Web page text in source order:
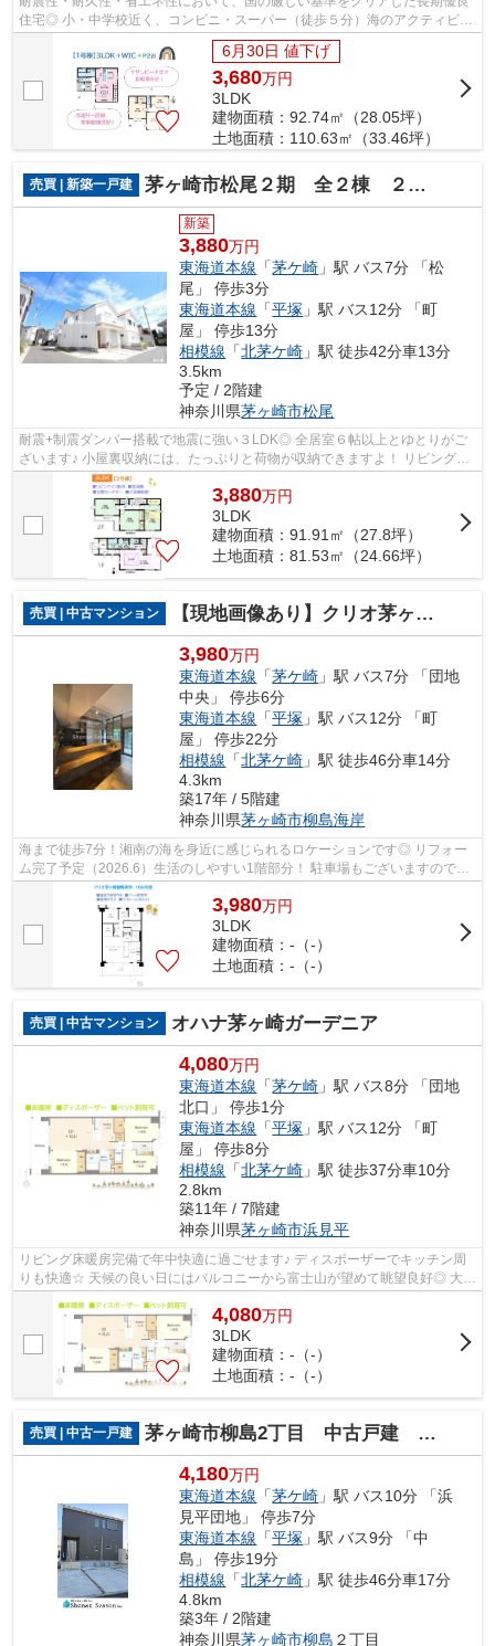
住宅◎ 小・中学校近く、コンビニ・スーパー（徒歩５分）海のアクティビテ
ィが満喫できる「サザンビーチちがさ...
6月30日 値下げ
3,680万円
3LDK
建物面積：92.74㎡（28.05坪）
土地面積：110.63㎡（33.46坪）
売買 | 新築一戸建 茅ヶ崎市松尾２期 全２棟 ２号棟
新築
3,880万円
東海道本線 「茅ケ崎 」駅 バス7分 「松
尾」 停歩3分
東海道本線 「平塚 」駅 バス12分 「町
屋」 停歩13分
相模線 「北茅ケ崎 」駅 徒歩42分車13分
3.5km
予定 / 2階建
神奈川県茅ヶ崎市松尾
耐震+制震ダンパー搭載で地震に強い３LDK◎ 全居室６帖以上とゆとりがご
ざいます♪ 小屋裏収納には、たっぷりと荷物が収納できますよ！ リビングイ
ン階段でご家族とのコミュニケーション...
3,880万円
3LDK
建物面積：91.91㎡（27.8坪）
土地面積：81.53㎡（24.66坪）
売買 | 中古マンション 【現地画像あり】クリオ茅ヶ崎柳島海岸
3,980万円
東海道本線 「茅ケ崎 」駅 バス7分 「団地
中央」 停歩6分
東海道本線 「平塚 」駅 バス12分 「町
屋」 停歩22分
相模線 「北茅ケ崎 」駅 徒歩46分車14分
4.3km
築17年 / 5階建
神奈川県茅ヶ崎市柳島海岸
海まで徒歩7分！湘南の海を身近に感じられるロケーションです◎ リフォー
ム完了予定（2026.6）生活のしやすい1階部分！ 駐車場もございますので、
お車をお持ちでも安心（R8.6現在） 「...
3,980万円
3LDK
建物面積：-（-）
土地面積：-（-）
売買 | 中古マンション オハナ茅ヶ崎ガーデニア
4,080万円
東海道本線 「茅ケ崎 」駅 バス8分 「団地
北口」 停歩1分
東海道本線 「平塚 」駅 バス12分 「町
屋」 停歩8分
相模線 「北茅ケ崎 」駅 徒歩37分車10分
2.8km
築11年 / 7階建
神奈川県茅ヶ崎市浜見平
リビング床暖房完備で年中快適に過ごせます♪ ディスポーザーでキッチン周
りも快適☆ 天候の良い日にはバルコニーから富士山が望めて眺望良好◎ 大切
4,080万円
3LDK
建物面積：-（-）
土地面積：-（-）
売買 | 中古一戸建 茅ヶ崎市柳島2丁目 中古戸建 42.58坪
4,180万円
東海道本線 「茅ケ崎 」駅 バス10分 「浜
見平団地」 停歩7分
東海道本線 「平塚 」駅 バス9分 「中
島」 停歩19分
相模線 「北茅ケ崎 」駅 徒歩46分車17分
4.8km
築3年 / 2階建
神奈川県茅ヶ崎市柳島 ２丁目